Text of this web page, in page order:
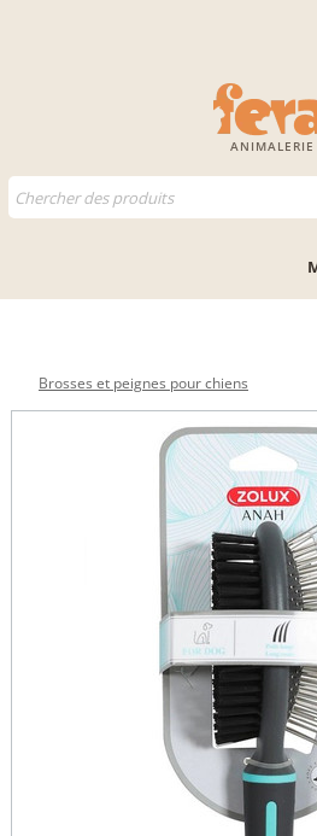
ANIMALERIE
Brosses et peignes pour chiens